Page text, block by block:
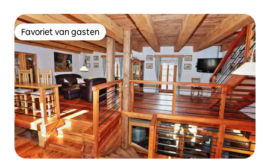
Favoriet van gasten
Favoriet van gasten